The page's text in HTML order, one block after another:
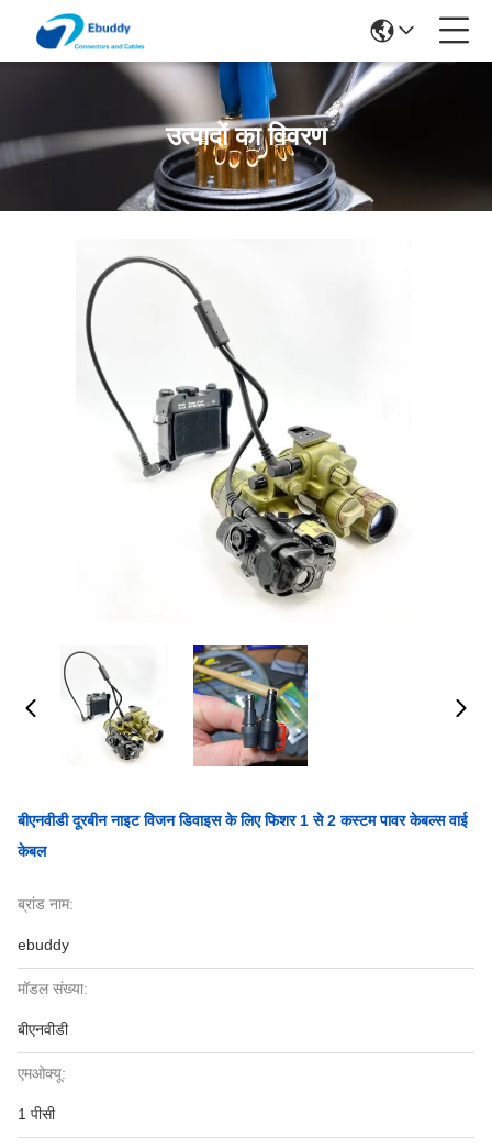
उत्पादों का विवरण
बीएनवीडी दूरबीन नाइट विजन डिवाइस के लिए फिशर 1 से 2 कस्टम पावर केबल्स वाई
केबल
ब्रांड नाम:
ebuddy
मॉडल संख्या:
बीएनवीडी
एमओक्यू:
1 पीसी